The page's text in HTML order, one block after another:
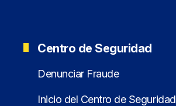
Centro de Seguridad
Denunciar Fraude
Inicio del Centro de Seguridad